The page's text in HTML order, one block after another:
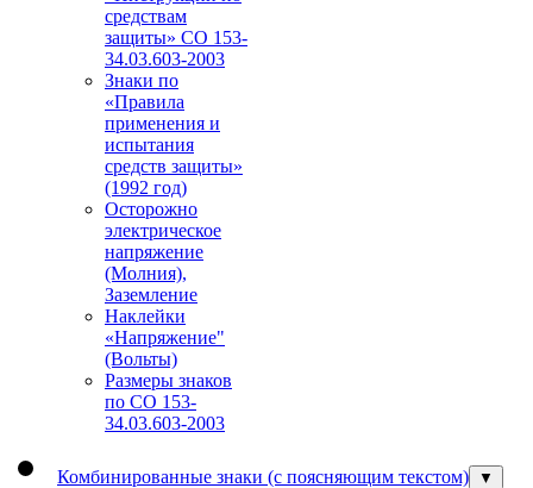
средствам
защиты» СО 153-
34.03.603-2003
Знаки по
«Правила
применения и
испытания
средств защиты»
(1992 год)
Осторожно
электрическое
напряжение
(Молния),
Заземление
Наклейки
«Напряжение"
(Вольты)
Размеры знаков
по СО 153-
34.03.603-2003
Комбинированные знаки (с поясняющим текстом) ▼